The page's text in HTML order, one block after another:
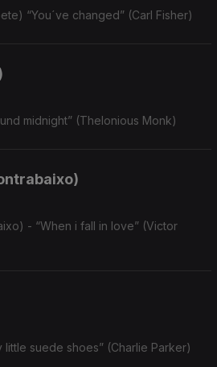
“You´ve changed” (Carl Fisher)
midnight” (Thelonious Monk)
- “When i fall in love” (Victor
suede shoes” (Charlie Parker)